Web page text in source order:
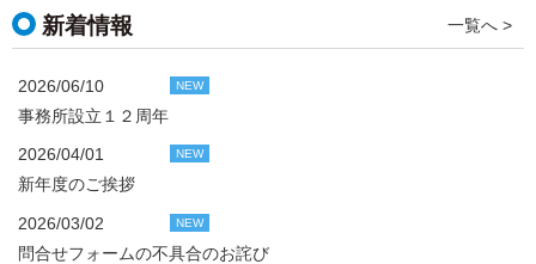
新着情報 一覧へ >
2026/06/10 NEW
事務所設立１２周年
2026/04/01 NEW
新年度のご挨拶
2026/03/02 NEW
問合せフォームの不具合のお詫び